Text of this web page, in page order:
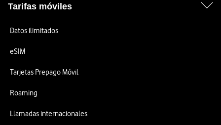
Tarifas móviles
Datos ilimitados
eSIM
Tarjetas Prepago Móvil
Roaming
Llamadas internacionales